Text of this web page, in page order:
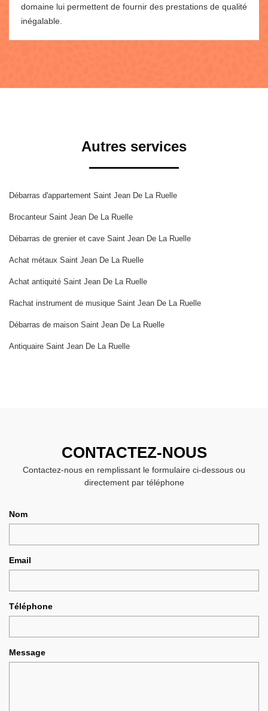
domaine lui permettent de fournir des prestations de qualité
inégalable.
Autres services
Débarras d'appartement Saint Jean De La Ruelle
Brocanteur Saint Jean De La Ruelle
Débarras de grenier et cave Saint Jean De La Ruelle
Achat métaux Saint Jean De La Ruelle
Achat antiquité Saint Jean De La Ruelle
Rachat instrument de musique Saint Jean De La Ruelle
Débarras de maison Saint Jean De La Ruelle
Antiquaire Saint Jean De La Ruelle
CONTACTEZ-NOUS
Contactez-nous en remplissant le formulaire ci-dessous ou
directement par téléphone
Nom
Email
Téléphone
Message